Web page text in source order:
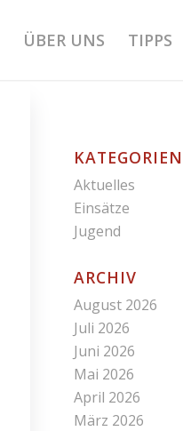
ÜBER UNS TIPPS
KATEGORIEN
Aktuelles
Einsätze
Jugend
ARCHIV
August 2026
Juli 2026
Juni 2026
Mai 2026
April 2026
März 2026